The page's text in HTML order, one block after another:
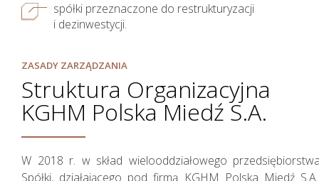
spółki przeznaczone do restrukturyzacji
i dezinwestycji.
ZASADY ZARZĄDZANIA
Struktura Organizacyjna
KGHM Polska Miedź S.A.
W 2018 r. w skład wielooddziałowego
Spółki, działającego pod firmą KGHM Polska Miedź